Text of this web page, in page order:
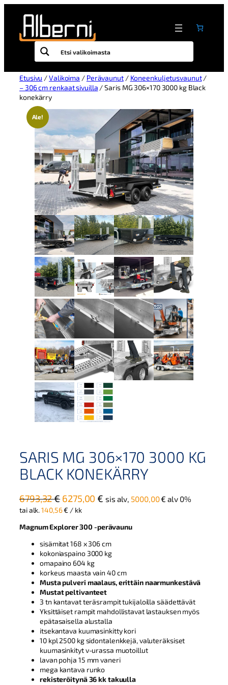
Etusivu /Valikoima / Perävaunut/ Koneenkuljetusvaunut/
– 306 cm renkaat sivuilla / Saris MG 306×170 3000 kg Black
konekärry
Ale!
SARIS MG 306×170 3000 KG
BLACK KONEKÄRRY
6793,32€ A
l
k
p
e
r
ä
i
n
e
n
h
i
n
6275,00 € N
k
i
e
n
h
i
n
t
a
o
n
sis alv, 5000,00€ alv 0%
tai alk.140,56€ / kk
Magnum Explorer 300 -perävaunu
sisämitat 168 x 306 cm
kokoniaspaino 3000 kg
omapaino 604 kg
korkeus maasta vain 40 cm
Musta pulveri maalaus, erittäin naarmunkestävä
Mustat peltivanteet
3 tn kantavat teräsrampit tukijaloilla säädettävät
Yksittäiset rampit mahdollistavat lastauksen myös
epätasaisella alustalla
itsekantava kuumasinkitty kori
10 kpl 2500 kg sidontalenkkejä, valuteräksiset
kuumasinkityt v-urassa muotoillut
lavan pohja 15 mm vaneri
mega kantava runko
rekisteröitynä 36 kk takuulla